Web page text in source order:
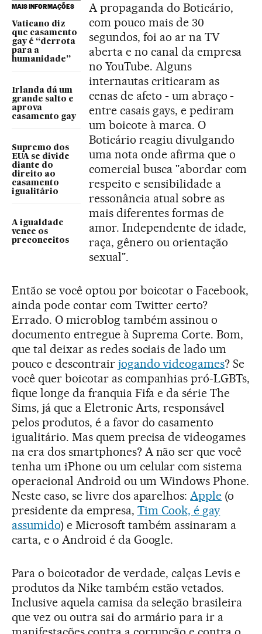
MAIS INFORMAÇÕES
Vaticano diz
que casamento
gay é “derrota
para a
humanidade”
Irlanda dá um
grande salto e
aprova
casamento gay
Supremo dos
EUA se divide
diante do
direito ao
casamento
igualitário
A igualdade
vence os
preconceitos
A propaganda do Boticário,
com pouco mais de 30
segundos, foi ao ar na TV
aberta e no canal da empresa
no YouTube. Alguns
internautas criticaram as
cenas de afeto - um abraço -
entre casais gays, e pediram
um boicote à marca. O
Boticário reagiu divulgando
uma nota onde afirma que o
comercial busca "abordar com
respeito e sensibilidade a
ressonância atual sobre as
mais diferentes formas de
amor. Independente de idade,
raça, gênero ou orientação
sexual".
Então se você optou por boicotar o Facebook,
ainda pode contar com Twitter certo?
Errado. O microblog também assinou o
documento entregue à Suprema Corte. Bom,
que tal deixar as redes sociais de lado um
pouco e descontrair jogando videogames? Se
você quer boicotar as companhias pró-LGBTs,
fique longe da franquia Fifa e da série The
Sims, já que a Eletronic Arts, responsável
pelos produtos, é a favor do casamento
igualitário. Mas quem precisa de videogames
na era dos smartphones? A não ser que você
tenha um iPhone ou um celular com sistema
operacional Android ou um Windows Phone.
Neste caso, se livre dos aparelhos:Apple (o
presidente da empresa, Tim Cook, é gay
assumido) e Microsoft também assinaram a
carta, e o Android é da Google.
Para o boicotador de verdade, calças Levis e
produtos da Nike também estão vetados.
Inclusive aquela camisa da seleção brasileira
que vez ou outra sai do armário para ir a